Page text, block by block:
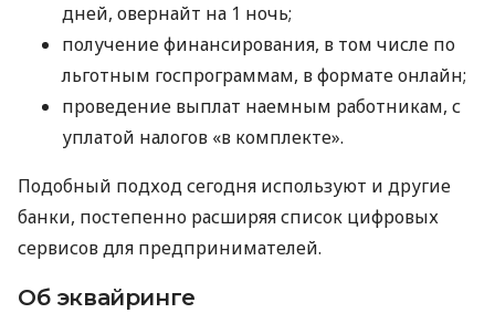
дней, овернайт на 1 ночь;
получение финансирования, в том числе по
льготным госпрограммам, в формате онлайн;
проведение выплат наемным работникам, с
уплатой налогов «в комплекте».
Подобный подход сегодня используют и другие
банки, постепенно расширяя список цифровых
сервисов для предпринимателей.
Об эквайринге